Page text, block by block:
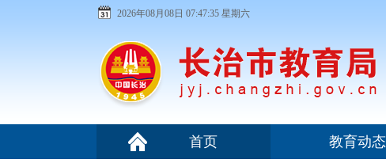
2026年08月08日 07:47:36 星期六
首页 教育动态